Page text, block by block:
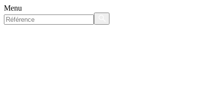
Menu